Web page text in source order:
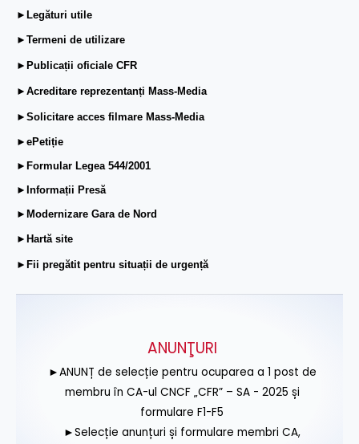
►Legături utile
►Termeni de utilizare
►Publicații oficiale CFR
►Acreditare reprezentanți Mass-Media
►Solicitare acces filmare Mass-Media
►ePetiție
►Formular Legea 544/2001
►Informații Presă
►Modernizare Gara de Nord
►Hartă site
►Fii pregătit pentru situații de urgență
ANUNŢURI
►ANUNȚ de selecție pentru ocuparea a 1 post de
membru în CA-ul CNCF „CFR” – SA - 2025 și
formulare F1-F5
►Selecție anunțuri și formulare membri CA,